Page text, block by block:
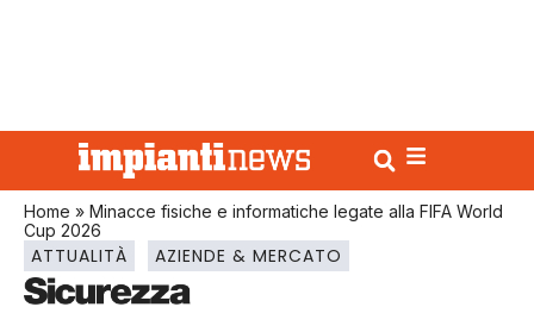
Home » Minacce fisiche e informatiche legate alla FIFA World
Cup 2026
ATTUALITÀ AZIENDE & MERCATO